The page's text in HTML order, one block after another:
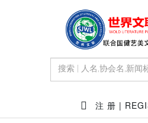
注 册 |